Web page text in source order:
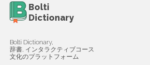
Bolti
Dictionary
Bolti Dictionary,
辞書, インタラクティブコース
文化のプラットフォーム